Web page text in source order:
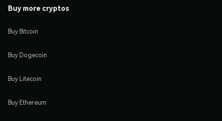
Buy more cryptos
Buy Bitcoin
Buy Dogecoin
Buy Litecoin
Buy Ethereum